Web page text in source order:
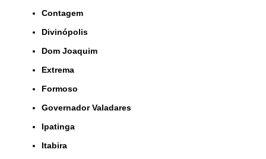
Contagem
Divinópolis
Dom Joaquim
Extrema
Formoso
Governador Valadares
Ipatinga
Itabira